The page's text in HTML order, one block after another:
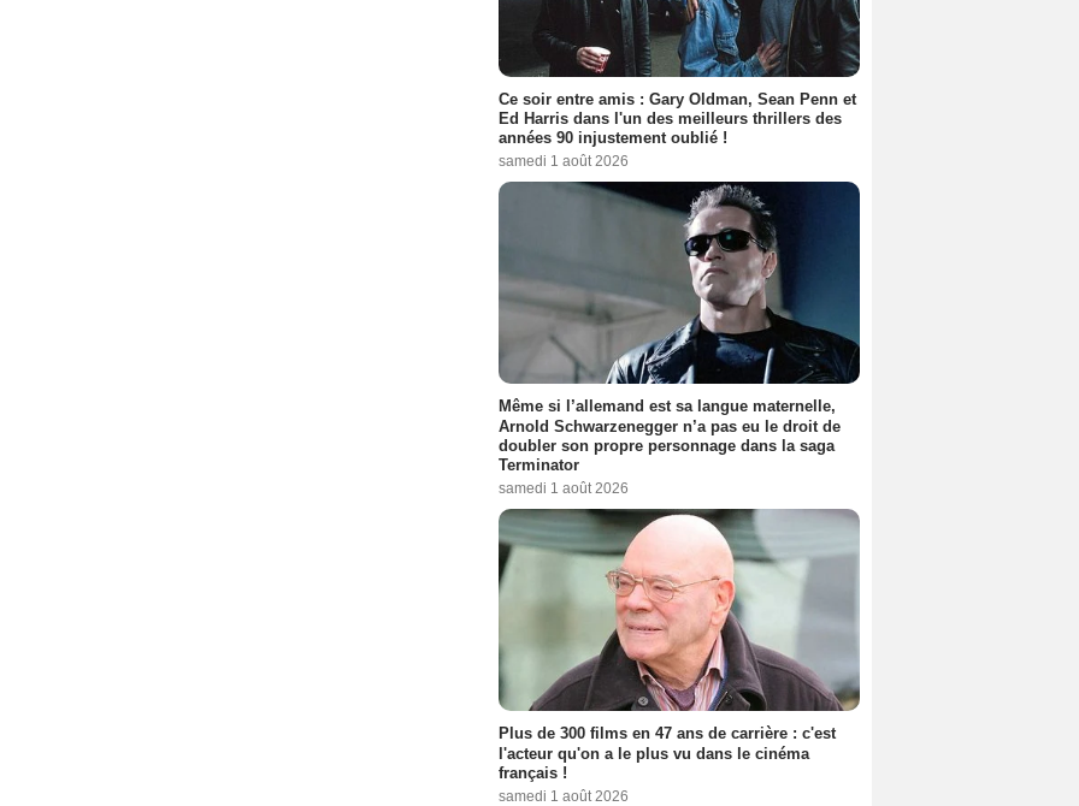
Ce soir entre amis : Gary Oldman, Sean Penn et
Ed Harris dans l'un des meilleurs thrillers des
années 90 injustement oublié !
samedi 1 août 2026
Même si l’allemand est sa langue maternelle,
Arnold Schwarzenegger n’a pas eu le droit de
doubler son propre personnage dans la saga
Terminator
samedi 1 août 2026
Plus de 300 films en 47 ans de carrière : c'est
l'acteur qu'on a le plus vu dans le cinéma
français !
samedi 1 août 2026